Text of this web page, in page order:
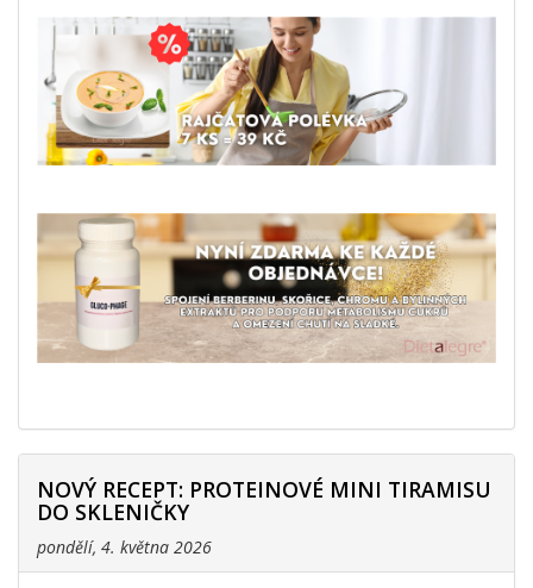
NOVÝ RECEPT: PROTEINOVÉ MINI TIRAMISU
DO SKLENIČKY
pondělí, 4. května 2026